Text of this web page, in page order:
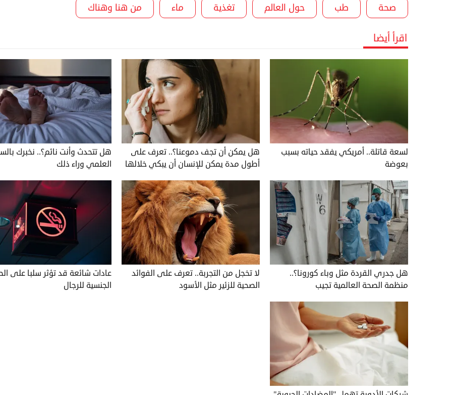
صحة طب حول العالم تغذية ماء من هنا وهناك
اقرأ أيضا
لسعة قاتلة.. أمريكي يفقد حياته بسبب
بعوضة
هل يمكن أن تجف دموعنا؟.. تعرف على
أطول مدة يمكن للإنسان أن يبكي خلالها
هل تتحدث وأنت نائم؟.. نخبرك
العلمي وراء ذلك
هل جدري القردة مثل وباء كورونا؟..
منظمة الصحة العالمية تجيب
لا تخجل من التجربة.. تعرف على الفوائد
الصحية للزئير مثل الأسود
عادات شائعة قد تؤثر سلبا على
الجنسية للرجال